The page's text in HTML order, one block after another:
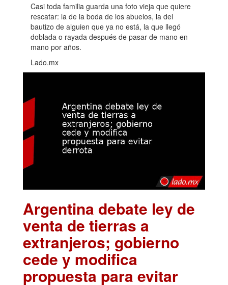
Casi toda familia guarda una foto vieja que quiere
rescatar: la de la boda de los abuelos, la del
bautizo de alguien que ya no está, la que llegó
doblada o rayada después de pasar de mano en
mano por años.
Lado.mx
Argentina debate ley de
venta de tierras a
extranjeros; gobierno
cede y modifica
propuesta para evitar